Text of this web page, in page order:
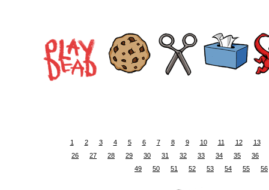
1 2 3 4 5 6 7 8 9 10 11 12
13
26
27 28 29 30 31 32 33 34 35
36
49
50 51 52 53 54 55 56